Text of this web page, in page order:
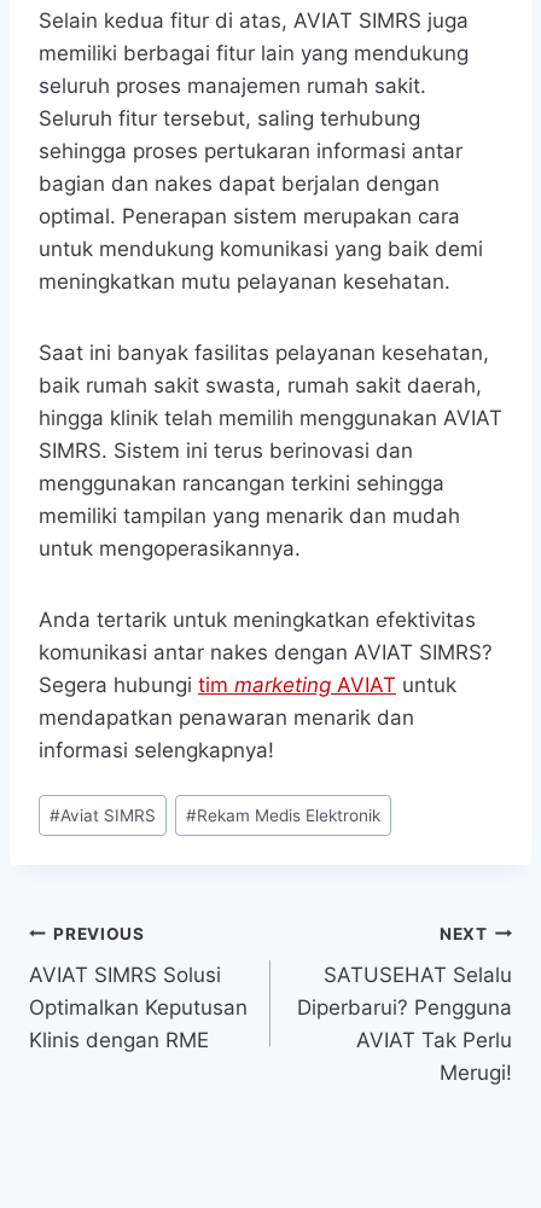
Selain kedua fitur di atas, AVIAT SIMRS juga
memiliki berbagai fitur lain yang mendukung
seluruh proses manajemen rumah sakit.
Seluruh fitur tersebut, saling terhubung
sehingga proses pertukaran informasi antar
bagian dan nakes dapat berjalan dengan
optimal. Penerapan sistem merupakan cara
untuk mendukung komunikasi yang baik demi
meningkatkan mutu pelayanan kesehatan.
Saat ini banyak fasilitas pelayanan kesehatan,
baik rumah sakit swasta, rumah sakit daerah,
hingga klinik telah memilih menggunakan AVIAT
SIMRS. Sistem ini terus berinovasi dan
menggunakan rancangan terkini sehingga
memiliki tampilan yang menarik dan mudah
untuk mengoperasikannya.
Anda tertarik untuk meningkatkan efektivitas
komunikasi antar nakes dengan AVIAT SIMRS?
Segera hubungi tim marketing AVIAT untuk
mendapatkan penawaran menarik dan
informasi selengkapnya!
Post
Tags:
#Aviat SIMRS #Rekam Medis Elektronik
Navigasi
pos
PREVIOUS
AVIAT SIMRS Solusi
Optimalkan Keputusan
Klinis dengan RME
NEXT
SATUSEHAT Selalu
Diperbarui? Pengguna
AVIAT Tak Perlu
Merugi!